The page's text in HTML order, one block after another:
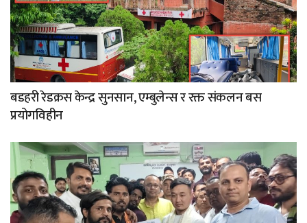
बडहरी रेडक्रस केन्द्र सुनसान, एम्बुलेन्स र रक्त संकलन बस
प्रयोगविहीन